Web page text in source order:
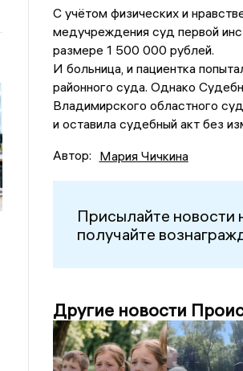
С учётом физических и
медучреждения суд первой
размере 1 500 000 рублей.
И больница, и пациентка
районного суда. Однако
Владимирского областного
и оставила судебный акт без
Автор: Мария Чичкина
Присылайте
получайте
Другие новости